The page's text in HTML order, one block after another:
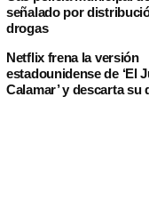
señalado por
drogas
Netflix frena la versión
estadounidense de ‘El
Calamar’ y descarta su